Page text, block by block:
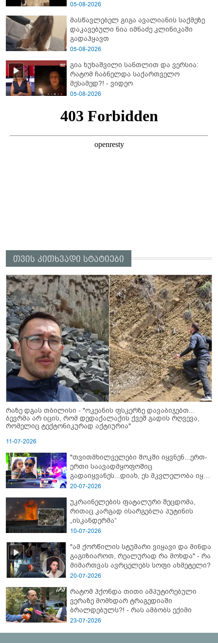
05-08-2026
მასწავლებელ გიგა ავალიანის საქმეზე
დაკავებული ნია იმნაძე კლინიკაში
გადაჰყავთ
05-08-2026
გია ხუხაშვილი სანთლით და ვერსია:
რატომ ჩაბნელდა საქართველო
მესამედ?! - ვიდეო
05-08-2026
თვის კითხვადი სტატიები
რაზე დგას თბილისი - "ოკეანის ფსკერზე დავაბიჯებთ...
ბევრმა არ იცის, რომ დედაქალაქის ქვეშ გადის რღვევა,
რომელიც ტექტონიკურად აქტიურია"
11-07-2026
"თვითმხილველები შოკში იყვნენ...ერთ-
ერთი საავადმყოფოშიც
გადაიყვანეს...დიახ, ეს მკვლელობა იყო"
- გორში დატრიალებული ტრაგედიის
20-07-2026
უკრაინელების ფატალური შეცდომა,
რითაც კარგად ისარგებლა პუტინის
„ისკანდერმა“
10-07-2026
"ამ ქორწილის სტუმარი ვიყავი და მინდა
გაგიზიაროთ, რეალურად რა მოხდა" - რა
მიმართვას ავრცელებს სოფი ახმეტელი?
20-07-2026
რატომ ჰქონდა თითი ამპუტირებული
ვერაზე მომხდარ ტრაგედიაში
ბრალდებულს?! - რას ამბობს ექიმი
23-07-2026